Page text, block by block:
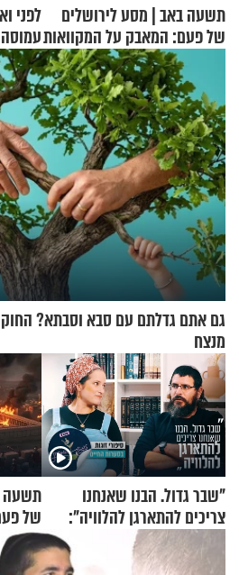
תשעה באב | מסע לירושלים
של פעם: המאבק על המקוואות
לפני
גם אתם גדלתם עם סבא וסבתא?
מנצח
"שבר גדול. הבנו שאנחנו
צריכים להתארגן להלוויה":
זוגיות במבחן, הפעם עם מרים
וגד דנינו
תשעה
של